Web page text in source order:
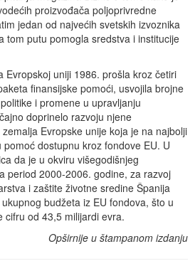
proizvođača poljoprivredne
jedan od najvećih svetskih izvoznika
tom putu pomogla sredstva i institucije
Evropskoj uniji 1986. prošla kroz četiri
finansijske pomoći, usvojila brojne
i promene u upravljanju
doprinelo razvoju njene
Evropske unije koja je na najbolji
dostupnu kroz fondove EU. U
da je u okviru višegodišnjeg
period 2000-2006. godine, za razvoj
i zaštite životne sredine Španija
budžeta iz EU fondova, što u
cifru od 43,5 milijardi evra.
Opširnije u štampanom izdanju